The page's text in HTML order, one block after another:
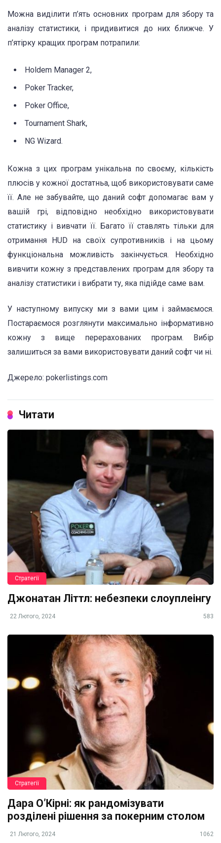
Можна виділити п’ять основних програм для збору та
аналізу статистики, і придивитися до них ближче. У
п’ятірку кращих програм потрапили:
Holdem Manager 2,
Poker Tracker,
Poker Office,
Tournament Shark,
NG Wizard.
Кожна з цих програм унікальна по своєму, кількість
плюсів у кожної достатньа, щоб використовувати саме
її. Але не забувайте, що даний софт допомагає вам у
вашій грі, відповідно необхідно використовувати
статистику і вивчати її. Багато її ставлять тільки для
отримання HUD на своїх супротивників і на цьому
функціональна можливість закінчується. Необхідно
вивчити кожну з представлених програм для збору та
аналізу статистики і вибрати ту, яка підійде саме вам.
У наступному випуску ми з вами цим і займаємося.
Постараємося розглянути максимально інформативно
кожну з вище перерахованих програм. Вибір
залишиться за вами використовувати даний софт чи ні.
Джерело: pokerlistings.com
Читати
Стратегії
Джонатан Літтл: небезпеки слоуплеінгу
22 Лютого, 2024 583
Стратегії
Дара О’Кірні: як рандомізувати
розділені рішення за покерним столом
21 Лютого, 2024 1062